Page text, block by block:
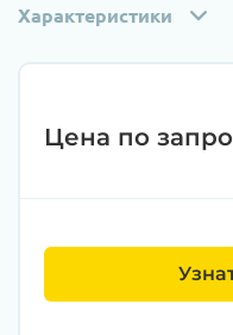
Характеристики
Цена по